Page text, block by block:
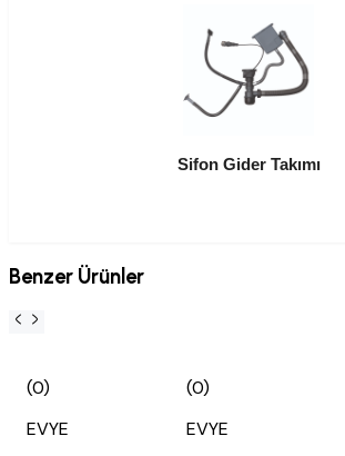
Sifon Gider Takımı
Benzer Ürünler
(0)
EVYE
(0)
EVYE